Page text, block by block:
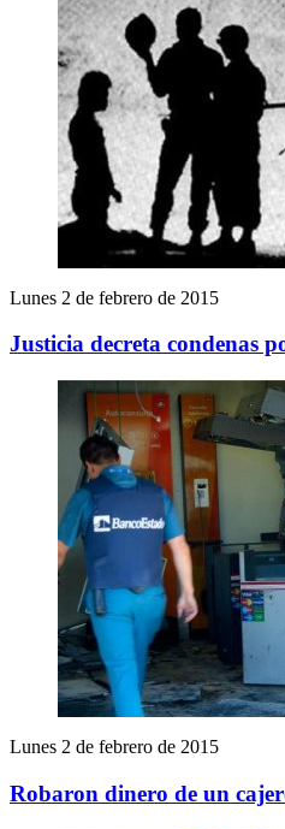
Lunes 2 de febrero de 2015
Justicia decreta condenas
Lunes 2 de febrero de 2015
Robaron dinero de un